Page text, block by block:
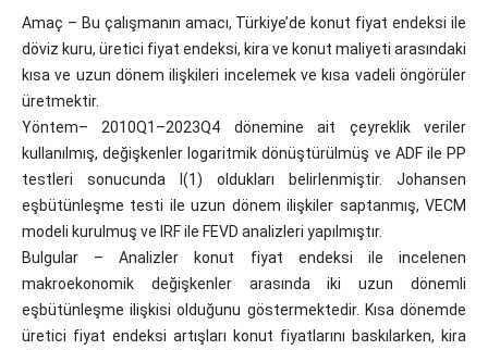
Amaç – Bu çalışmanın amacı, Türkiye’de konut fiyat endeksi ile
döviz kuru, üretici fiyat endeksi, kira ve konut maliyeti arasındaki
kısa ve uzun dönem ilişkileri incelemek ve kısa vadeli öngörüler
üretmektir.
Yöntem– 2010Q1–2023Q4 dönemine ait çeyreklik veriler
kullanılmış, değişkenler logaritmik dönüştürülmüş ve ADF ile PP
testleri sonucunda I(1) oldukları belirlenmiştir. Johansen
eşbütünleşme testi ile uzun dönem ilişkiler saptanmış, VECM
modeli kurulmuş ve IRF ile FEVD analizleri yapılmıştır.
Bulgular – Analizler konut fiyat endeksi ile incelenen
makroekonomik değişkenler arasında iki uzun dönemli
eşbütünleşme ilişkisi olduğunu göstermektedir. Kısa dönemde
üretici fiyat endeksi artışları konut fiyatlarını baskılarken, kira